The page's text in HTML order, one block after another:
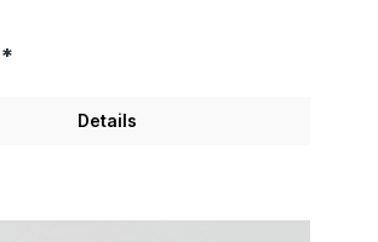
Details